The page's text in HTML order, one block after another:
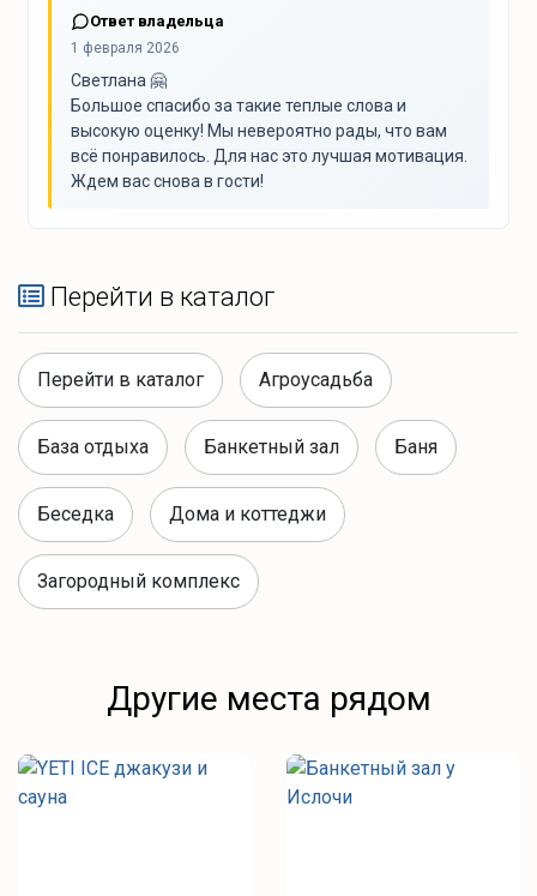
Ответ владельца
1 февраля 2026
Светлана 🤗
Большое спасибо за такие теплые слова и
высокую оценку! Мы невероятно рады, что вам
всё понравилось. Для нас это лучшая мотивация.
Ждем вас снова в гости!
Перейти в каталог
Перейти в каталог Агроусадьба
База отдыха Банкетный зал Баня
Беседка Дома и коттеджи
Загородный комплекс
Другие места рядом